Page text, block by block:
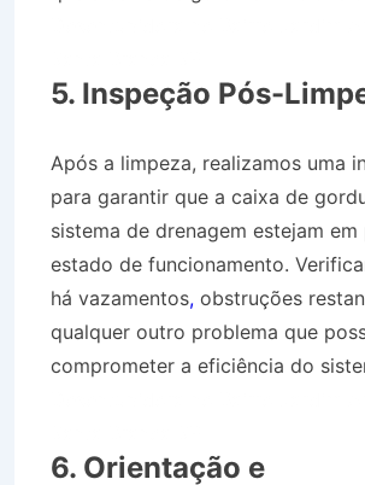
5. Inspeção Pós-
Após a limpeza, realizamos uma
para garantir que a caixa de
sistema de drenagem estejam
estado de funcionamento.
há vazamentos, obstruções
qualquer outro problema que
comprometer a eficiência do
6. Orientação e